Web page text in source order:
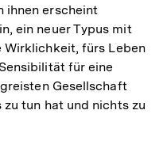
ihnen erscheint
ein neuer Typus mit
fürs Leben
für eine
Gesellschaft
tun hat und nichts zu